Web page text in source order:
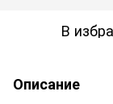
В
Описание